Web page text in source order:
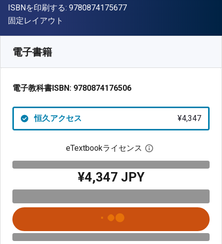
ISBNを印刷する: 9780874175677"ISBN-13 9780874175677"
形式
固定レイアウト
電子書籍
電子教科書ISBN: 9780874176506
恒久アクセス ¥4,347
eTextbookライセンス デジタルライセン
¥4,347 JPY